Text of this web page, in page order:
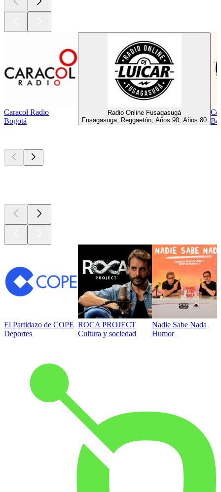
Caracol Radio
Bogotá
Radio Online Fusagasugá
Fusagasuga, Reggaetón, Años 90, Años 80
El Partidazo de COPE
Deportes
ROCA PROJECT
Cultura y sociedad
Nadie Sabe Nada
Humor